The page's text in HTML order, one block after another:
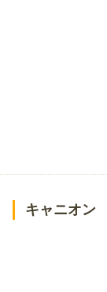
キャニオン